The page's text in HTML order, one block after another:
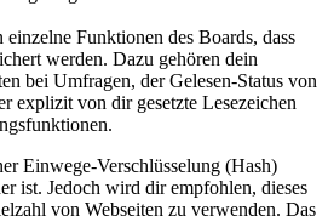
Funktionen des Boards, dass
werden. Dazu gehören dein
bei Umfragen, der Gelesen-Status von
explizit von dir gesetzte Lesezeichen
Einwege-Verschlüsselung (Hash)
ist. Jedoch wird dir empfohlen, dieses
von Webseiten zu verwenden. Das